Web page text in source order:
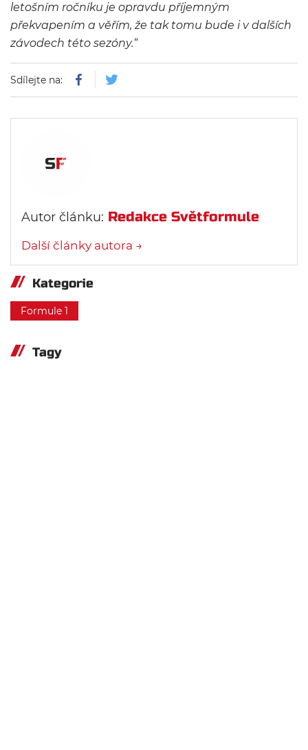
letošním ročníku je opravdu příjemným
překvapením a věřím, že tak tomu bude i v dalších
závodech této sezóny.“
Sdílejte na:
Autor článku: Redakce Světformule
Další články autora →
Kategorie
Formule 1
Tagy